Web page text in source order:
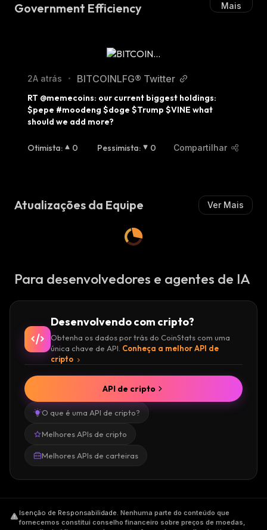
Government Efficiency
Mais
2A atrás • BITCOINLFG® Twitter
RT @memecoins: our current biggest holdings:
$pepe #moodeng $doge $Trump $VINE what
should we add more?
Otimista: 0 Pessimista: 0 Compartilhar
Atualizações da Equipe Ver Mais
Para desenvolvedores e agentes de IA
Desenvolvendo com cripto?
Obtenha os dados por trás do CoinStats com uma
única chave de API. Conheça a melhor API de
cripto
O que é uma API de cripto?
Melhores APIs de cripto
Melhores APIs de carteiras
API de cripto
Isenção de Responsabilidade. Nenhuma parte do conteúdo que
fornecemos constitui conselho financeiro sobre preços de moedas,